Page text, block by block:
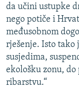
da učini ustupke
nego potiče i
međusobnom
rješenje. Isto tako
susjedima,
ekološku zonu,
ribarstvu.“